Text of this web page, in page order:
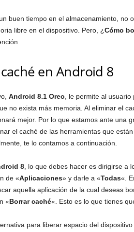
buen tiempo en el almacenamiento, no
libre en el dispositivo. Pero, ¿Cómo
en Android 8
Android 8.1 Oreo , le permite al
no exista más memoria. Al eliminar el
mejor. Por lo que estamos ante una
el caché de las herramientas que
te lo contamos a continuación.
8 , lo que debes hacer es dirigirse a
de «Aplicaciones» y darle a «Todas«.
aquella aplicación de la cual deseas
«Borrar caché«. Esto es lo que tienes
para liberar espacio del